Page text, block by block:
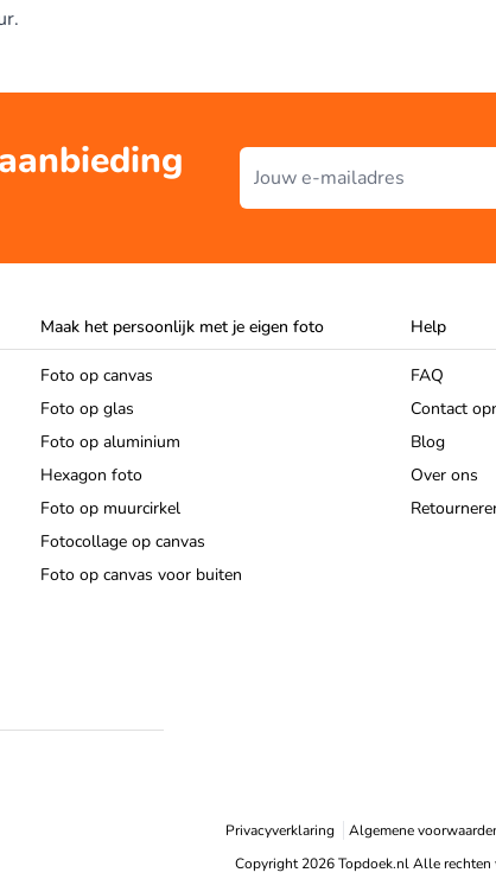
E-mailadres
Maak het persoonlijk met je eigen foto
Foto op canvas
Foto op glas
Foto op aluminium
Hexagon foto
Foto op muurcirkel
Fotocollage op canvas
Foto op canvas voor buiten
Help
FAQ
Contact
Blog
Over ons
Privacyverklaring Algemene
Copyright 2026 Topdoek.nlAlle rechten